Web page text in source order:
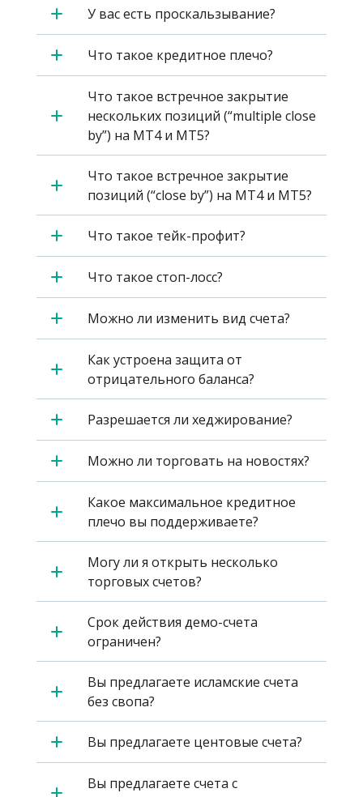
У вас есть проскальзывание?
Что такое кредитное плечо?
Что такое встречное закрытие
нескольких позиций (“multiple close
by”) на MT4 и MT5?
Что такое встречное закрытие
позиций (“close by”) на MT4 и MT5?
Что такое тейк-профит?
Что такое стоп-лосс?
Можно ли изменить вид счета?
Как устроена защита от
отрицательного баланса?
Разрешается ли хеджирование?
Можно ли торговать на новостях?
Какое максимальное кредитное
плечо вы поддерживаете?
Могу ли я открыть несколько
торговых счетов?
Срок действия демо-счета
ограничен?
Вы предлагаете исламские счета
без свопа?
Вы предлагаете центовые счета?
Вы предлагаете счета с